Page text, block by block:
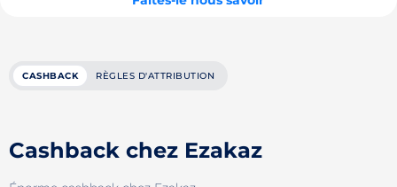
CASHBACK RÈGLES D'ATTRIBUTION
Cashback chez Ezakaz